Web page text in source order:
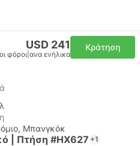
USD 241
φόροι ανα ενήλικα
Κράτηση
Μπανγκόκ
| Πτήση #HX627 +1